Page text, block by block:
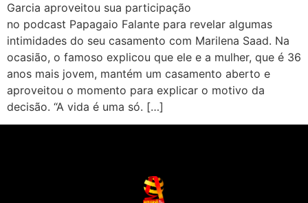
Garcia aproveitou sua participação
no podcast Papagaio Falante para revelar algumas
intimidades do seu casamento com Marilena Saad. Na
ocasião, o famoso explicou que ele e a mulher, que é 36
anos mais jovem, mantém um casamento aberto e
aproveitou o momento para explicar o motivo da
decisão. “A vida é uma só. […]